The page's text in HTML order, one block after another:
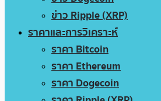
ข่าว Ripple (XRP)
ราคาและการวิเคราะห์
ราคา Bitcoin
ราคา Ethereum
ราคา Dogecoin